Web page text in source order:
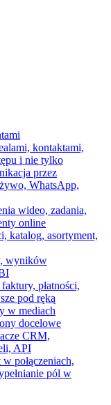
kontaktami,
i nie tylko
przez
WhatsApp,
wideo, zadania,
online
katalog, asortyment,
wyników
płatności,
pod ręką
w mediach
docelowe
CRM,
API
połączeniach,
pól w